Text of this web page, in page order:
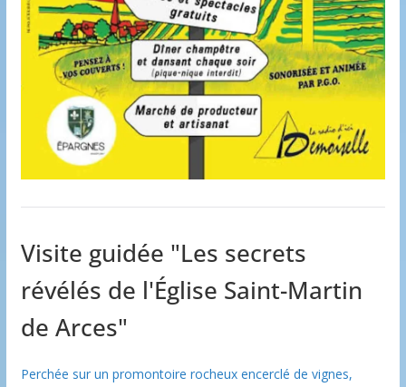
Visite guidée "Les secrets
révélés de l'Église Saint-Martin
de Arces"
Perchée sur un promontoire rocheux encerclé de vignes,